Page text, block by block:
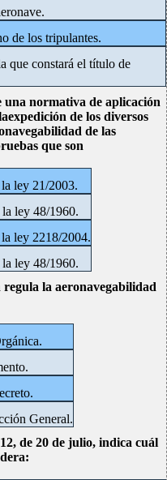
de los tripulantes.
que constará el título de
una normativa de aplicación
de los diversos
de las
que son
ley 21/2003.
ley 48/1960.
ley 2218/2004.
ley 48/1960.
regula la aeronavegabilidad
General.
de 20 de julio, indica cuál